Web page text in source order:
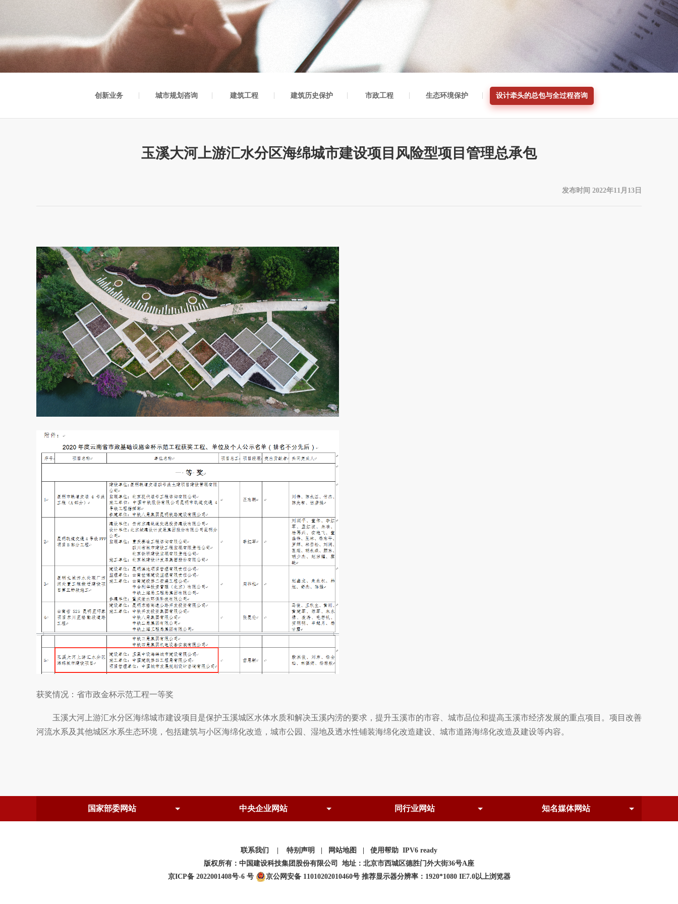
创新业务 城市规划咨询 建筑工程 建筑历史保护 市政工程 生态环境保护 设计牵头的总包与全过程咨询
玉溪大河上游汇水分区海绵城市建设项目风险型项目管理总承包
发布时间 2022年11月13日
获奖情况：省市政金杯示范工程一等奖
玉溪大河上游汇水分区海绵城市建设项目是保护玉溪城区水体水质和解决玉溪内涝的要求，提升玉溪市的市容、城市品位和提高玉溪市经济发展的重点项目。项目改善
河流水系及其他城区水系生态环境，包括建筑与小区海绵化改造，城市公园、湿地及透水性铺装海绵化改造建设、城市道路海绵化改造及建设等内容。
联系我们 特别声明 网站地图 使用帮助 IPV6 ready
版权所有：中国建设科技集团股份有限公司 地址：北京市西城区德胜门外大街36号A座
京ICP备 2022001408号-6 号
京公网安备 11010202010460号推荐显示器分辨率：1920*1080 IE7.0以上浏览器